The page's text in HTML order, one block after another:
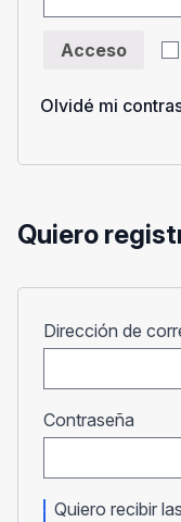
Acceso
Olvidé mi
Quiero
Dirección de
Contraseña
Quiero recibir